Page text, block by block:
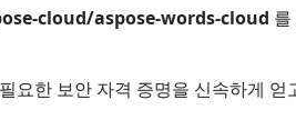
cloud/aspose-words-cloud
요한 보안 자격 증명을 신속하게 얻